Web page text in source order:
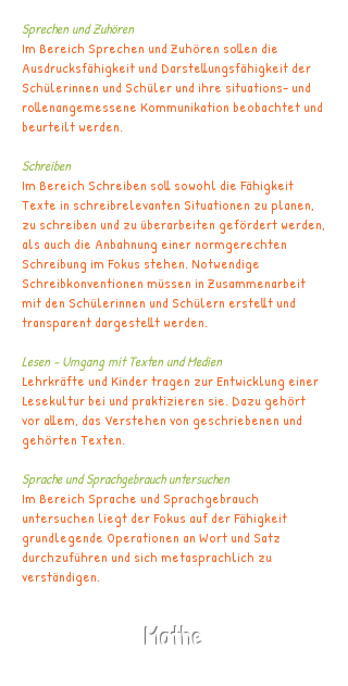
Sprechen und Zuhören
Im Bereich Sprechen und Zuhören sollen die
Ausdrucksfähigkeit und Darstellungsfähigkeit der
Schülerinnen und Schüler und ihre situations- und
rollenangemessene Kommunikation beobachtet und
beurteilt werden.
Schreiben
Im Bereich Schreiben soll sowohl die Fähigkeit
Texte in schreibrelevanten Situationen zu planen,
zu schreiben und zu überarbeiten gefördert werden,
als auch die Anbahnung einer normgerechten
Schreibung im Fokus stehen. Notwendige
Schreibkonventionen müssen in Zusammenarbeit
mit den Schülerinnen und Schülern erstellt und
transparent dargestellt werden.
Lesen - Umgang mit Texten und Medien
Lehrkräfte und Kinder tragen zur Entwicklung einer
Lesekultur bei und praktizieren sie. Dazu gehört
vor allem, das Verstehen von geschriebenen und
gehörten Texten.
Sprache und Sprachgebrauch untersuchen
Im Bereich Sprache und Sprachgebrauch
untersuchen liegt der Fokus auf der Fähigkeit
grundlegende Operationen an Wort und Satz
durchzuführen und sich metasprachlich zu
verständigen.
Mathe